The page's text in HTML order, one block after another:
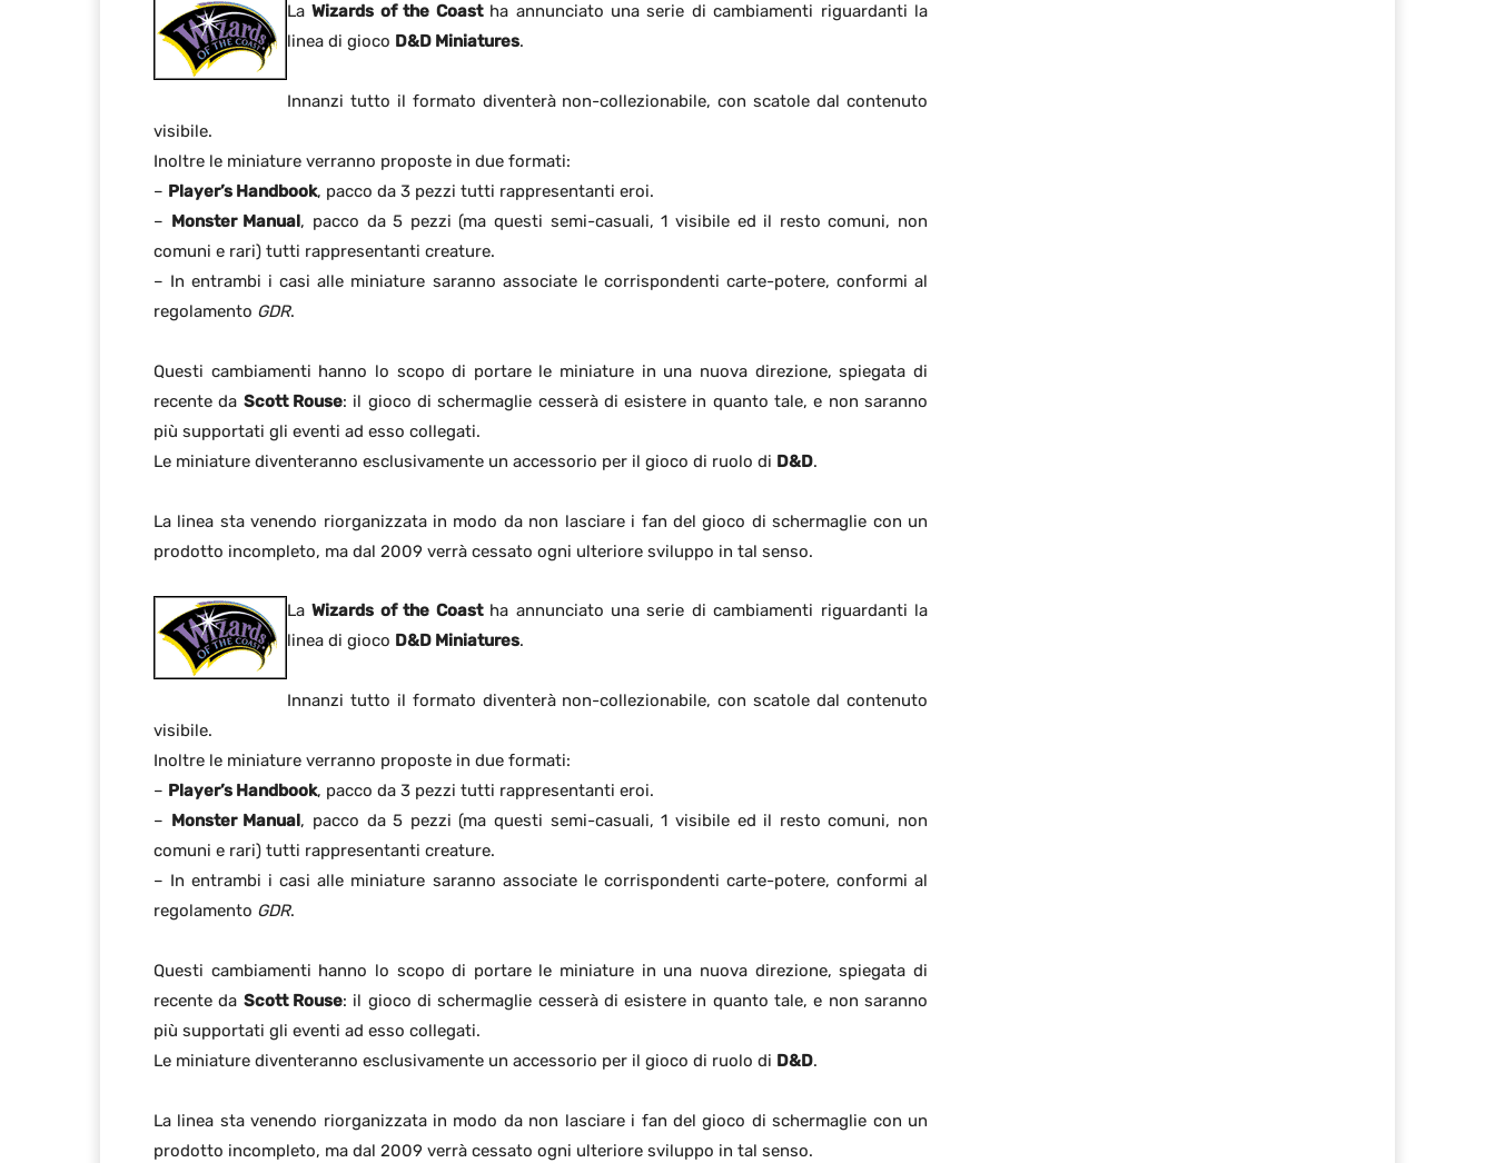
LaWizards of the Coastha annunciato una serie di cambiamenti riguardanti la
linea di gioco D&D Miniatures.
Innanzi tutto il formato diventerà non-collezionabile, con scatole dal contenuto
visibile.
Inoltre le miniature verranno proposte in due formati:
– Player’s Handbook, pacco da 3 pezzi tutti rappresentanti eroi.
– Monster Manual, pacco da 5 pezzi (ma questi semi-casuali, 1 visibile ed il resto comuni, non
comuni e rari) tutti rappresentanti creature.
– In entrambi i casi alle miniature saranno associate le corrispondenti carte-potere, conformi al
regolamento GDR.
Questi cambiamenti hanno lo scopo di portare le miniature in una nuova direzione, spiegata di
recente da Scott Rouse: il gioco di schermaglie cesserà di esistere in quanto tale, e non saranno
più supportati gli eventi ad esso collegati.
Le miniature diventeranno esclusivamente un accessorio per il gioco di ruolo di D&D.
La linea sta venendo riorganizzata in modo da non lasciare i fan del gioco di schermaglie con un
prodotto incompleto, ma dal 2009 verrà cessato ogni ulteriore sviluppo in tal senso.
LaWizards of the Coastha annunciato una serie di cambiamenti riguardanti la
linea di gioco D&D Miniatures.
Innanzi tutto il formato diventerà non-collezionabile, con scatole dal contenuto
visibile.
Inoltre le miniature verranno proposte in due formati:
– Player’s Handbook, pacco da 3 pezzi tutti rappresentanti eroi.
– Monster Manual, pacco da 5 pezzi (ma questi semi-casuali, 1 visibile ed il resto comuni, non
comuni e rari) tutti rappresentanti creature.
– In entrambi i casi alle miniature saranno associate le corrispondenti carte-potere, conformi al
regolamento GDR.
Questi cambiamenti hanno lo scopo di portare le miniature in una nuova direzione, spiegata di
recente da Scott Rouse: il gioco di schermaglie cesserà di esistere in quanto tale, e non saranno
più supportati gli eventi ad esso collegati.
Le miniature diventeranno esclusivamente un accessorio per il gioco di ruolo di D&D.
La linea sta venendo riorganizzata in modo da non lasciare i fan del gioco di schermaglie con un
prodotto incompleto, ma dal 2009 verrà cessato ogni ulteriore sviluppo in tal senso.